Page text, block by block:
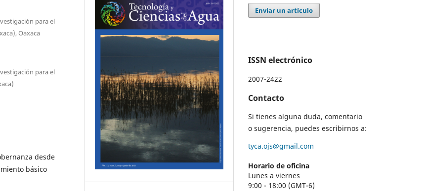
para el
Oaxaca
para el
desde
básico
Enviar un artículo
ISSN electrónico
2007-2422
Contacto
Si tienes alguna duda, comentario
o sugerencia, puedes escribirnos a:
tyca.ojs@gmail.com
Horario de oficina
Lunes a viernes
9:00 - 18:00 (GMT-6)